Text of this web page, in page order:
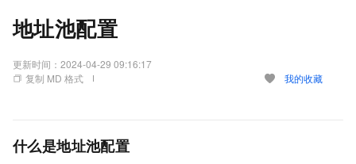
地址池配置
更新时间： 2024-04-29 09:16:17
复制 MD 格式
我的收藏
什么是地址池配置